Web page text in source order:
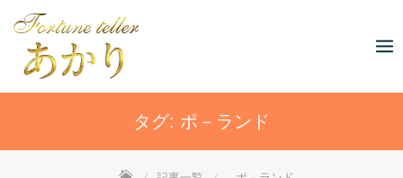
content
タグ: ポ－ランド